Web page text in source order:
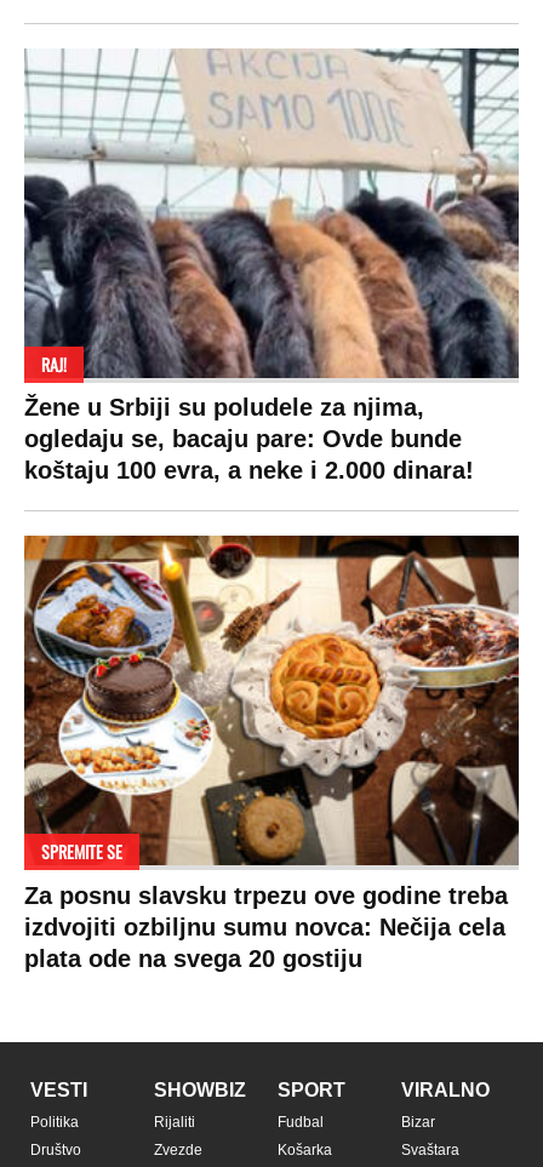
RAJ!
Žene u Srbiji su poludele za njima,
ogledaju se, bacaju pare: Ovde bunde
koštaju 100 evra, a neke i 2.000 dinara!
SPREMITE SE
Za posnu slavsku trpezu ove godine treba
izdvojiti ozbiljnu sumu novca: Nečija cela
plata ode na svega 20 gostiju
VESTI
Politika
Društvo
SHOWBIZ
Rijaliti
Zvezde
SPORT
Fudbal
Košarka
VIRALNO
Bizar
Svaštara